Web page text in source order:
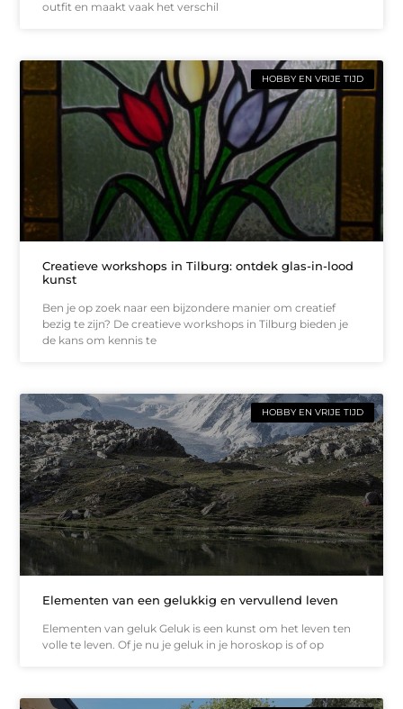
outfit en maakt vaak het verschil
HOBBY EN VRIJE TIJD
Creatieve workshops in Tilburg: ontdek glas-in-lood
kunst
Ben je op zoek naar een bijzondere manier om creatief
bezig te zijn? De creatieve workshops in Tilburg bieden je
de kans om kennis te
HOBBY EN VRIJE TIJD
Elementen van een gelukkig en vervullend leven
Elementen van geluk Geluk is een kunst om het leven ten
volle te leven. Of je nu je geluk in je horoskop is of op